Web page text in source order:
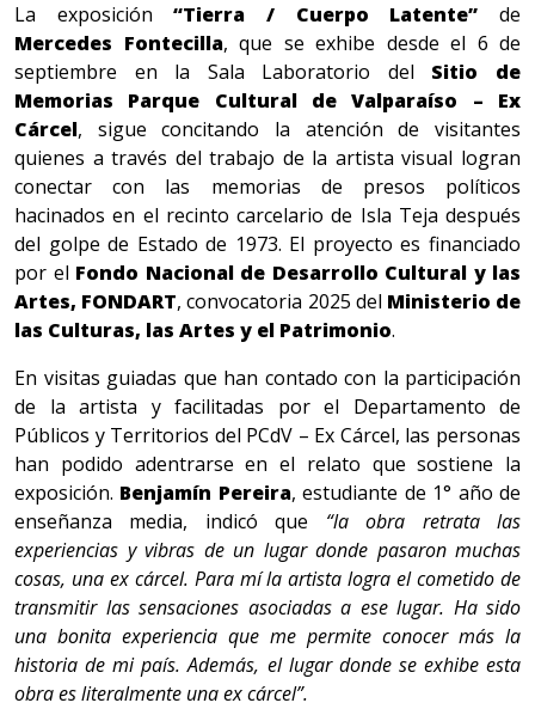
La exposición“Tierra / Cuerpo Latente” de
Mercedes Fontecilla, que se exhibe desde el 6 de
septiembre en la Sala Laboratorio del Sitio de
Memorias Parque Cultural de Valparaíso – Ex
Cárcel, sigue concitando la atención de visitantes
quienes a través del trabajo de la artista visual logran
conectar con las memorias de presos políticos
hacinados en el recinto carcelario de Isla Teja después
del golpe de Estado de 1973. El proyecto es financiado
por el Fondo Nacional de Desarrollo Cultural y las
Artes, FONDART, convocatoria 2025 del Ministerio de
las Culturas, las Artes y el Patrimonio.
En visitas guiadas que han contado con la participación
de la artista y facilitadas por el Departamento de
Públicos y Territorios del PCdV – Ex Cárcel, las personas
han podido adentrarse en el relato que sostiene la
exposición. Benjamín Pereira, estudiante de 1° año de
enseñanza media, indicó que “la obra retrata las
experiencias y vibras de un lugar donde pasaron muchas
cosas, una ex cárcel. Para mí la artista logra el cometido de
transmitir las sensaciones asociadas a ese lugar. Ha sido
una bonita experiencia que me permite conocer más la
historia de mi país. Además, el lugar donde se exhibe esta
obra es literalmente una ex cárcel”.